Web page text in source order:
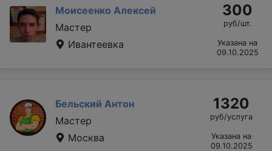
Моисеенко Алексей
Мастер
Ивантеевка
300
руб/шт.
Указана на
09.10.2025
Бельский Антон
Мастер
Москва
1320
руб/услуга
Указана на
09.10.2025